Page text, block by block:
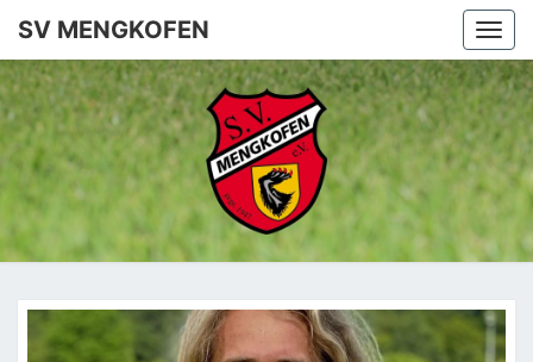
SV MENGKOFEN
SV